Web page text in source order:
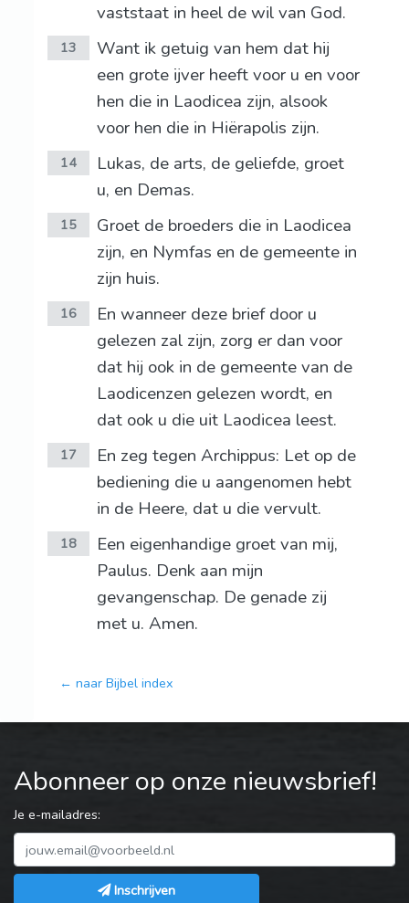
vaststaat in heel de wil van God.
13
Want ik getuig van hem dat hij
een grote ijver heeft voor u en voor
hen die in Laodicea zijn, alsook
voor hen die in Hiërapolis zijn.
14
Lukas, de arts, de geliefde, groet
u, en Demas.
15
Groet de broeders die in Laodicea
zijn, en Nymfas en de gemeente in
zijn huis.
16
En wanneer deze brief door u
gelezen zal zijn, zorg er dan voor
dat hij ook in de gemeente van de
Laodicenzen gelezen wordt, en
dat ook u die uit Laodicea leest.
17
En zeg tegen Archippus: Let op de
bediening die u aangenomen hebt
in de Heere, dat u die vervult.
18
Een eigenhandige groet van mij,
Paulus. Denk aan mijn
gevangenschap. De genade zij
met u. Amen.
← naar Bijbel index
Abonneer op onze nieuwsbrief!
Je e-mailadres:
Inschrijven